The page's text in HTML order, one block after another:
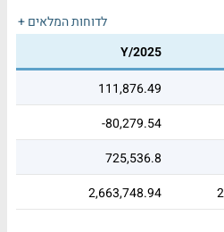
לדוחות המלאים +
Y/2025
111,876.49
-80,279.54
725,536.8
2,663,748.94